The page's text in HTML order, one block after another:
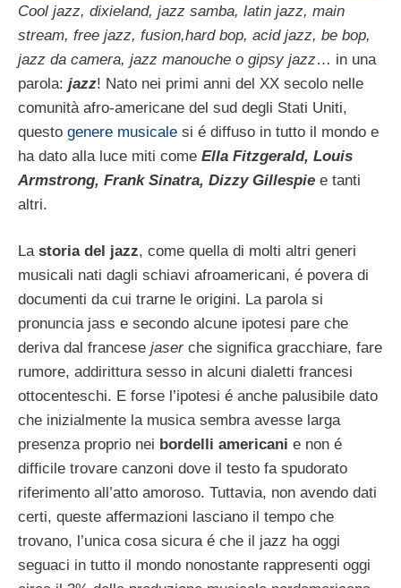
Cool jazz, dixieland, jazz samba, latin jazz, main
stream, free jazz, fusion,hard bop, acid jazz, be bop,
jazz da camera, jazz manouche o gipsy jazz… in una
parola: jazz! Nato nei primi anni del XX secolo nelle
comunità afro-americane del sud degli Stati Uniti,
questo genere musicale si é diffuso in tutto il mondo e
ha dato alla luce miti come Ella Fitzgerald, Louis
Armstrong, Frank Sinatra, Dizzy Gillespie e tanti
altri.
La storia del jazz, come quella di molti altri generi
musicali nati dagli schiavi afroamericani, é povera di
documenti da cui trarne le origini. La parola si
pronuncia jass e secondo alcune ipotesi pare che
deriva dal francese jaserche significa gracchiare, fare
rumore, addirittura sesso in alcuni dialetti francesi
ottocenteschi. E forse l’ipotesi é anche palusibile dato
che inizialmente la musica sembra avesse larga
presenza proprio nei bordelli americani e non é
difficile trovare canzoni dove il testo fa spudorato
riferimento all’atto amoroso. Tuttavia, non avendo dati
certi, queste affermazioni lasciano il tempo che
trovano, l’unica cosa sicura é che il jazz ha oggi
seguaci in tutto il mondo nonostante rappresenti oggi